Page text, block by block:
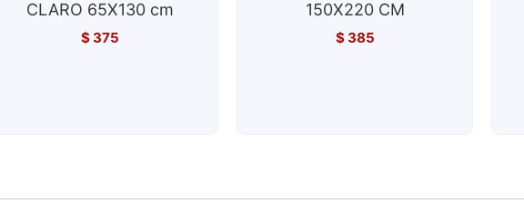
CLARO 65X130 cm
$ 375
150X220 CM
$385